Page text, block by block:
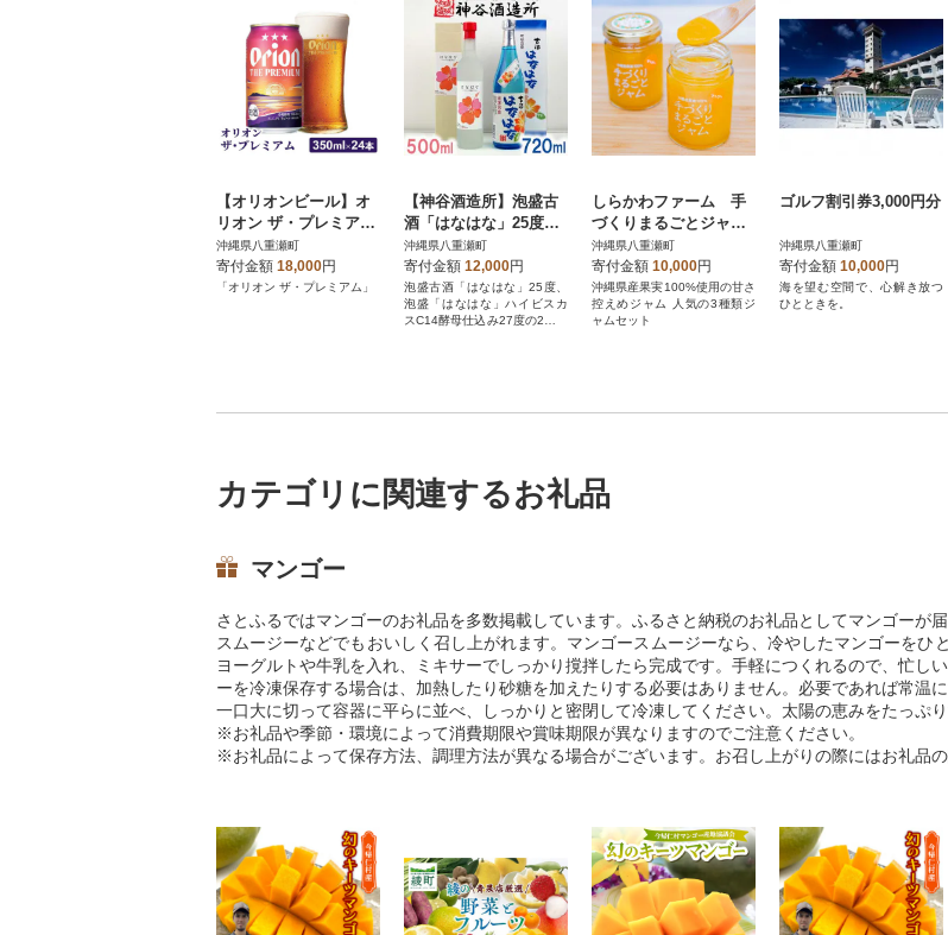
【オリオンビール】オ
リオン ザ・プレミアム
【350ml×24缶】-ビー
ル 1ケース 24本
沖縄県八重瀬町
寄付金額 18,000円
「オリオン ザ・プレミアム」
【神谷酒造所】泡盛古
酒「はなはな」25度・
「はなはな」ハイビス
カスC14酵母仕込み27
度
沖縄県八重瀬町
寄付金額 12,000円
泡盛古酒「はなはな」25度、
泡盛「はなはな」ハイビスカ
スC14酵母仕込み27度の2本セ
しらかわファーム 手
づくりまるごとジャ
ム 3種類
沖縄県八重瀬町
寄付金額 10,000円
沖縄県産果実100%使用の甘さ
控えめジャム 人気の3種類ジ
ャムセット
ゴルフ割引券3,000円分
沖縄県八重瀬町
寄付金額 10,000円
海を望む空間で、心解き放つ
ひとときを。
カテゴリに関連するお礼品
マンゴー
さとふるではマンゴーのお礼品を多数掲載しています。ふるさと納税のお礼品としてマンゴーが
スムージーなどでもおいしく召し上がれます。マンゴースムージーなら、冷やしたマンゴーを
ヨーグルトや牛乳を入れ、ミキサーでしっかり撹拌したら完成です。手軽につくれるので、忙し
ーを冷凍保存する場合は、加熱したり砂糖を加えたりする必要はありません。必要であれば常温
一口大に切って容器に平らに並べ、しっかりと密閉して冷凍してください。太陽の恵みをたっぷ
※お礼品や季節・環境によって消費期限や賞味期限が異なりますのでご注意ください。
※お礼品によって保存方法、調理方法が異なる場合がございます。お召し上がりの際にはお礼品の